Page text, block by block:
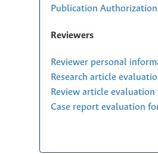
Publication
Reviewers
Reviewer personal
Research article
Review article evaluation
Case report evaluation